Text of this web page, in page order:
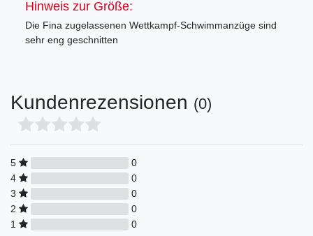
Hinweis zur Größe:
Die Fina zugelassenen Wettkampf-Schwimmanzüge sind
sehr eng geschnitten
Kundenrezensionen (0)
5
0
4
0
3
0
2
0
1
0